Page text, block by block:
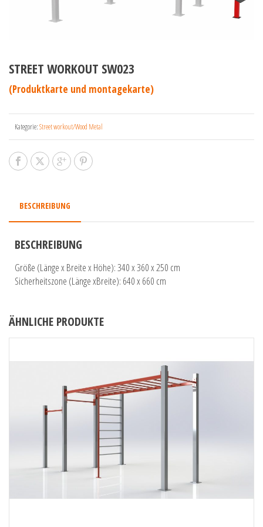
STREET WORKOUT SW023
(Produktkarte und montagekarte)
Kategorie:Street workout/Wood Metal
BESCHREIBUNG
BESCHREIBUNG
Größe (Länge x Breite x Höhe): 340 x 360 x 250 cm
Sicherheitszone (Länge xBreite): 640 x 660 cm
ÄHNLICHE PRODUKTE